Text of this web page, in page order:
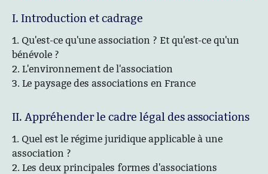
I. Introduction et cadrage
1. Qu'est-ce qu'une association ? Et qu'est-ce qu'un
bénévole ?
2. L'environnement de l'association
3. Le paysage des associations en France
II. Appréhender le cadre légal des associations
1. Quel est le régime juridique applicable à une
association ?
2. Les deux principales formes d'associations